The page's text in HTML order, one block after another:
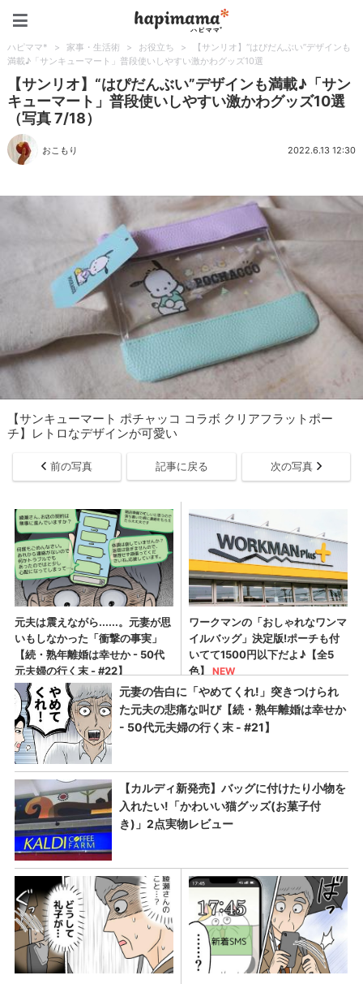
ハピママ* > 家事・生活術 > お役立ち >
【サンリオ】“はぴだんぶい”デザインも
満載♪「サンキューマート」普段使いしやすい激かわグッズ10選
【サンリオ】“はぴだんぶい”デザインも満載♪「サン
キューマート」普段使いしやすい激かわグッズ10選
（写真 7/18）
おこもり 2022.6.13 12:30
【サンキューマート ポチャッコ コラボ クリアフラットポー
チ】レトロなデザインが可愛い
前の写真 記事に戻る 次の写真